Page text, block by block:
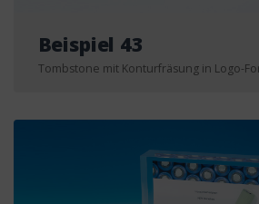
Beispiel 43
Tombstone mit Konturfräsung in Logo-